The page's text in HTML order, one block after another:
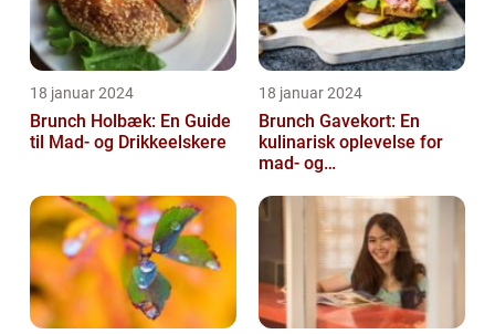
18 januar 2024
Brunch Holbæk: En Guide
til Mad- og Drikkeelskere
18 januar 2024
Brunch Gavekort: En
kulinarisk oplevelse for
mad- og